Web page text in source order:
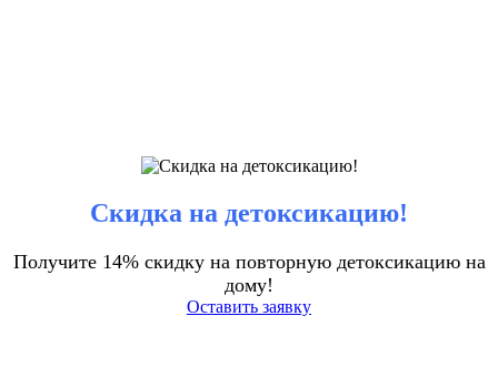
Скидка на детоксикацию!
Получите 14% скидку на повторную детоксикацию на
дому!
Оставить заявку